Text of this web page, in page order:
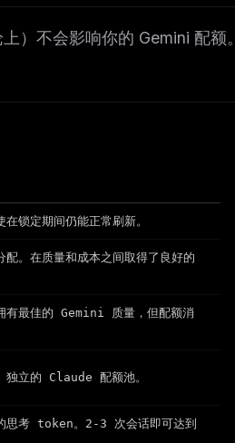
）不会影响你的 Gemini 配额。
锁定期间仍能正常刷新。
配。在质量和成本之间取得了良好的
有最佳的 Gemini 质量，但配额消
独立的 Claude 配额池。
思考 token。2-3 次会话即可达到